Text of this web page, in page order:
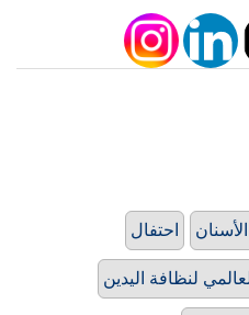
احتفال
لنظافة اليدين